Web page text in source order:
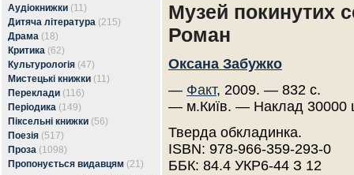
Аудіокнижки (11)
Дитяча література (215)
Драма (18)
Критика (62)
Культурологія (47)
Мистецькі книжки (11)
Переклади (116)
Періодика (149)
Піксельні книжки (56)
Поезія (517)
Проза (1098)
Пропонується видавцям (21)
Музей покинутих
Роман
Оксана Забужко
— Факт, 2009. — 832 с.
— м.Київ. — Наклад 30000
Тверда обкладинка.
ISBN: 978-966-359-293-0
ББК: 84.4 УКР6-44 З 12